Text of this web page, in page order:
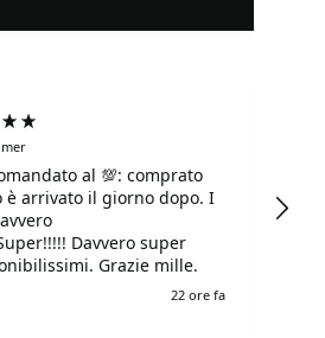
al 💯: comprato
arrivato il giorno dopo. I
Davvero super
Grazie mille.
22 ore fa